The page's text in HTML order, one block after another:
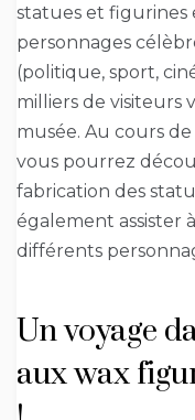
statues et figurines
personnages
(politique, sport,
milliers de
musée. Au cours
vous pourrez
fabrication des
également assister
différents
Un voyage
aux wax